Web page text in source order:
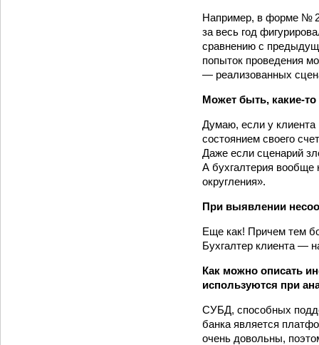
Например, в форме №
за весь год
сравнению с
попыток проведения
— реализованных
Может быть, какие-
Думаю, если у клиента
состоянием своего
Даже если сценарий
А бухгалтерия вообще
округления».
При выявлении
Еще как! Причем тем
Бухгалтер клиента —
Как можно описать
используются при
СУБД, способных
банка является
очень довольны,